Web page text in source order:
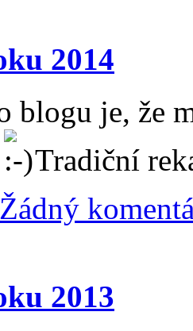
2014
blogu je, že
Tradiční
Žádný
2013